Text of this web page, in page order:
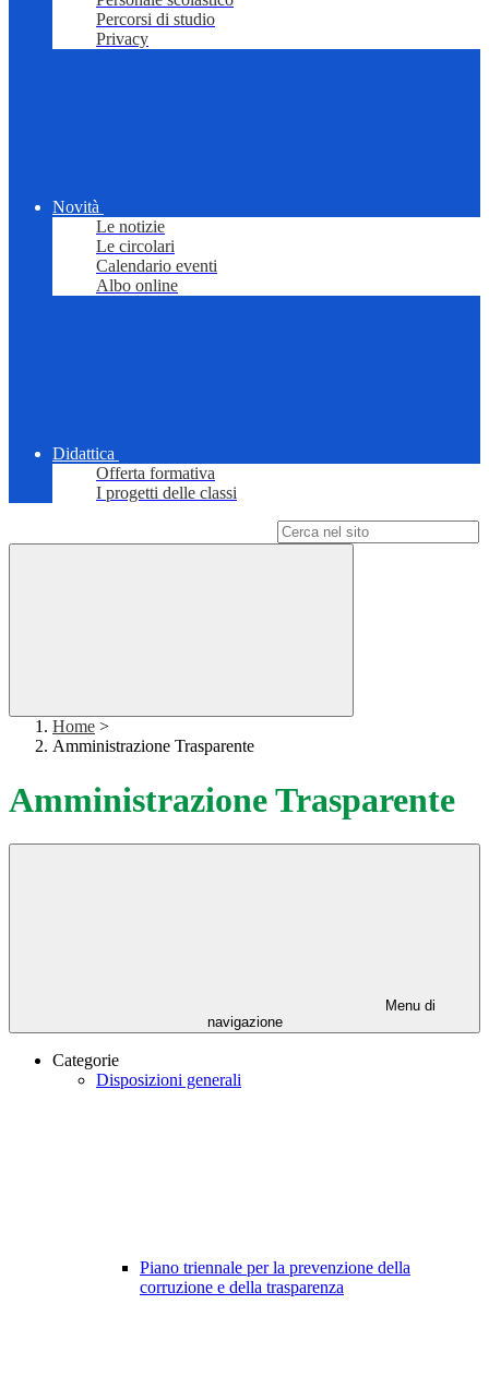
Percorsi di studio
Privacy
Novità
Le notizie
Le circolari
Calendario eventi
Albo online
Didattica
Offerta formativa
I progetti delle classi
Home >
Amministrazione Trasparente
Amministrazione Trasparente
Menu di
navigazione
Categorie
Disposizioni generali
Piano triennale per la prevenzione della
corruzione e della trasparenza